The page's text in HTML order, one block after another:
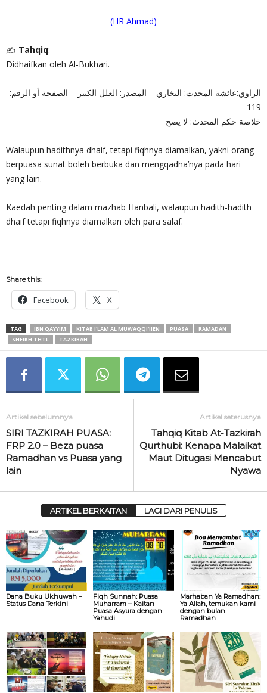
(HR Ahmad)
✍ Tahqiq:
Didhaifkan oleh Al-Bukhari.
الراوي:عائشة المحدث: البخاري – المصدر: العلل الكبير – الصفحة أو الرقم:
119
خلاصة حكم المحدث: لا يصح
Walaupun hadithnya dhaif, tetapi fiqhnya diamalkan, yakni orang
berpuasa sunat boleh berbuka dan mengqadha’nya pada hari
yang lain.
Kaedah penting dalam mazhab Hanbali, walaupun hadith-hadith
dhaif tetapi fiqhnya diamalkan oleh para salaf.
Share this:
Facebook X
TAG IBN QAYYIM KITAB I'LAM AL MUWAQQI'IIEN PUASA
RAMADAN
SHEIKH THTL
TAZKIRAH
Artikel sebelumnya
SIRI TAZKIRAH PUASA:
FRP 2.0 – Beza puasa
Ramadhan vs Puasa yang
lain
Artikel seterusnya
Tahqiq Kitab At-Tazkirah
Qurthubi: Kenapa Malaikat
Maut Ditugasi Mencabut
Nyawa
ARTIKEL BERKAITAN LAGI DARI PENULIS
Dana Buku Ukhuwah –
Status Dana Terkini
Fiqh Sunnah: Puasa
Muharram – Kaitan
Puasa Asyura dengan
Yahudi
Marhaban Ya Ramadhan:
Ya Allah, temukan kami
dengan bulan
Ramadhan